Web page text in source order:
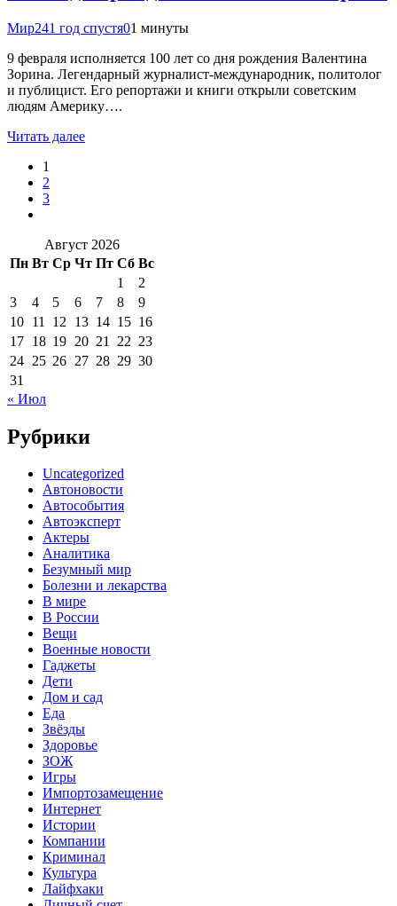
Мир241 год спустя01 минуты
9 февраля исполняется 100 лет со дня рождения Валентина
Зорина. Легендарный журналист-международник, политолог
и публицист. Его репортажи и книги открыли советским
людям Америку….
Читать далее
1
2
3
Август 2026
Пн Вт Ср Чт Пт Сб Вс
1
2
3
4 5 6 7 8
9
10 11 12 13 14 15 16
17 18 19 20 21 22 23
24 25 26 27 28 29 30
31
« Июл
Рубрики
Uncategorized
Автоновости
Автособытия
Автоэксперт
Актеры
Аналитика
Безумный мир
Болезни и лекарства
В мире
В России
Вещи
Военные новости
Гаджеты
Дети
Дом и сад
Еда
Звёзды
Здоровье
ЗОЖ
Игры
Импортозамещение
Интернет
Истории
Компании
Криминал
Культура
Лайфхаки